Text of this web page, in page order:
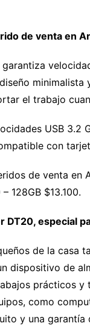
de venta en
el trabajo
USB 3.2
con
de venta en
128GB $13.100.
DT20, especial
de la casa
dispositivo de
prácticos y
como
y una garantía